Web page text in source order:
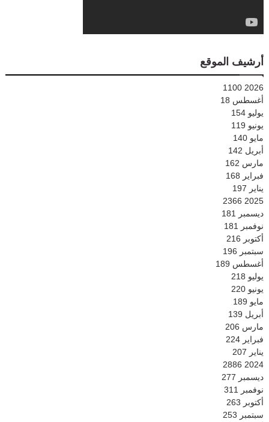
أرشيف الموقع
2026
1100
أغسطس 18
يوليو 154
يونيو 119
مايو 140
أبريل 142
مارس 162
فبراير 168
يناير 197
2025
2366
ديسمبر 181
نوفمبر 181
أكتوبر 216
سبتمبر 196
أغسطس 189
يوليو 218
يونيو 220
مايو 189
أبريل 139
مارس 206
فبراير 224
يناير 207
2024
2886
ديسمبر 277
نوفمبر 311
أكتوبر 263
سبتمبر 253